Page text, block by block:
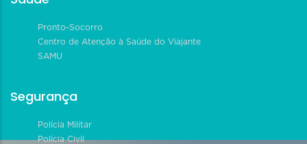
Pronto-Socorro
Centro de Atenção à Saúde do Viajante
SAMU
Segurança
Polícia Militar
Polícia Civil